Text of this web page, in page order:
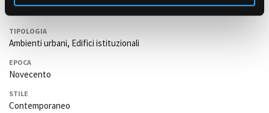
TIPOLOGIA
Ambienti urbani, Edifici istituzionali
EPOCA
Novecento
STILE
Contemporaneo